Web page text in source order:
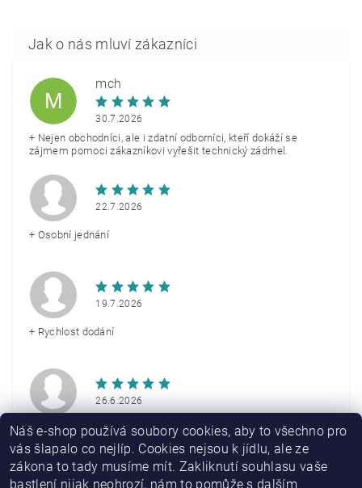
M
mch
30.7.2026
+ Nejen obchodníci, ale i zdatní odborníci, kteří dokáží se
zájmem pomoci zákazníkovi vyřešit technický zádrhel.
22.7.2026
+ Osobní jednání
19.7.2026
+ Rychlost dodání
26.6.2026
+ Rychlé doručení
Zobrazit další hodnocení
Náš e-shop používá soubory cookies, aby to všechno pro
vás šlapalo co nejlíp. Cookies nejsou k jídlu, ale ze
zákona to tady musíme mít. Zakliknutí souhlasu vaše
bastlení nijak neohrozí, nám to pomůže s dalším